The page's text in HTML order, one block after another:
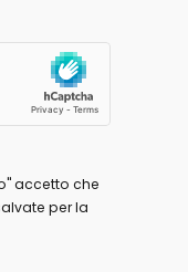
accetto che
per la